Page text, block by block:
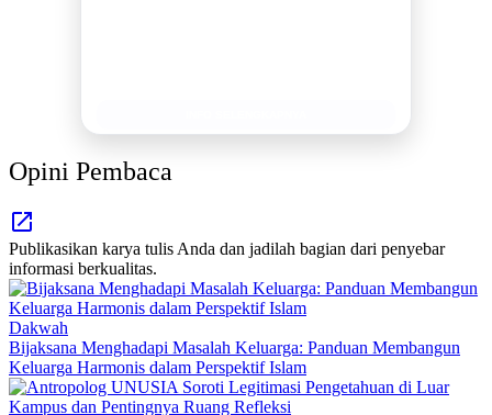
Opini Pembaca
Publikasikan karya tulis Anda dan jadilah bagian dari penyebar
informasi berkualitas.
Dakwah
Bijaksana Menghadapi Masalah Keluarga: Panduan Membangun
Keluarga Harmonis dalam Perspektif Islam